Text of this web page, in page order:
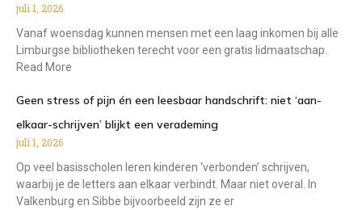
juli 1, 2026
Vanaf woensdag kunnen mensen met een laag inkomen bij alle
Limburgse bibliotheken terecht voor een gratis lidmaatschap.
Read More
Geen stress of pijn én een leesbaar handschrift: niet ‘aan-
elkaar-schrijven’ blijkt een verademing
juli 1, 2026
Op veel basisscholen leren kinderen ‘verbonden’ schrijven,
waarbij je de letters aan elkaar verbindt. Maar niet overal. In
Valkenburg en Sibbe bijvoorbeeld zijn ze er